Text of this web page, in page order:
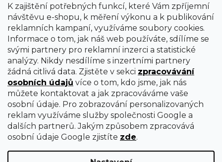
K zajištění potřebných funkcí, které Vám zpříjemní
návštěvu e-shopu, k měření výkonu a k publikování
reklamních kampaní, využíváme soubory cookies.
Informace o tom, jak náš web používáte, sdílíme se
svými partnery pro reklamní inzerci a statistické
analýzy. Nikdy nesdílíme s inzertními partnery
žádná citlivá data. Zjistěte v sekci zpracovávání
osobních údajů více o tom, kdo jsme, jak nás
můžete kontaktovat a jak zpracováváme vaše
osobní údaje. Pro zobrazování personalizovaných
reklam využíváme služby společnosti Google a
dalších partnerů. Jakým způsobem zpracovává
osobní údaje Google zjistíte zde.